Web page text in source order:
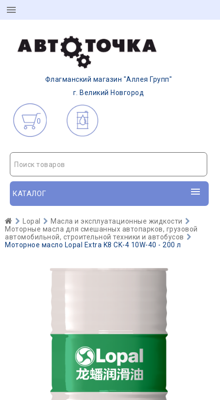
Флагманский магазин "Аллея Групп"
г. Великий Новгород
0
Поиск товаров
КАТАЛОГ
Lopal
Масла и эксплуатационные жидкости
Моторные масла для смешанных автопарков, грузовой
автомобильной, строительной техники и автобусов
Моторное масло Lopal Extra K8 CK-4 10W-40 - 200 л